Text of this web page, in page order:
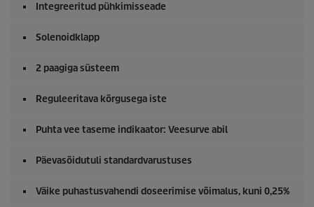
Integreeritud pühkimisseade
Solenoidklapp
2 paagiga süsteem
Reguleeritava kõrgusega iste
Puhta vee taseme indikaator: Veesurve abil
Päevasõidutuli standardvarustuses
Väike puhastusvahendi doseerimise võimalus, kuni 0,25%